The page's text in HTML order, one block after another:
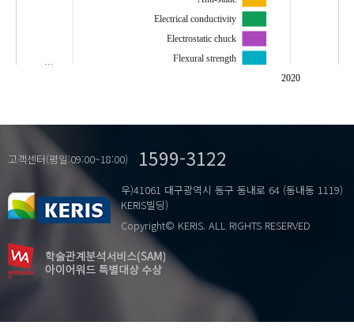
2020
…
Electrical conductivity
Electrostatic chuck
Flexural strength
Titanium oxide
고객센터(평일:09:00~18:00) 1599-3122
우)41061 대구광역시 동구 동내로 64 (동내동 1119)
KERIS빌딩)
Copyright© KERIS. ALL RIGHTS RESERVED